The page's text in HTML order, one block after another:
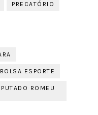
PRECATÓRIO
ESPORTE
ROMEU